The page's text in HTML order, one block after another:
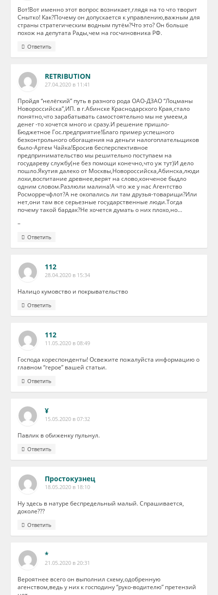
Вот!Вот именно этот вопрос возникает,глядя на то что творит
Снытко! Как?Почему он допускается к управлению,важным для
страны стратегическим водным путём?Что это? Он больше
похож на депутата Рады,чем на госчиновника РФ.
Ответить
RETRIBUTION
27.04.2020 в 11:41
Пройдя “нелёгкий” путь в разного рода ОАО-ДЗАО “Лоцманы
Новороссийска”,ИП. в г.Абинске Краснодарского Края,стало
понятно,что зарабатывать самостоятельно мы не умеем,а
денег -то хочется много и сразу.И решение пришло-
Бюджетное Гос.предприятие!Благо пример успешного
безконтрольного обогащения на деньги налогоплательщиков
было-Артем Чайка!Бросив бесперспективное
предпринимательство мы решительно поступаем на
государеву службу(не без помощи конечно,что уж тут)И дело
пошло.Якутия далеко от Москвы,Новороссийска,Абинска,люди
лохи,воспитание древнее,верят на слово,конченое быдло
одним словом.Разлюли малина!А что же у нас Агентство
Росморречфлот?А не окопались ли там друзья-товарищи?Или
нет,они там все серьезные государственные люди.Тогда
почему такой бардак?Не хочется думать о них плохо,но…
–
Ответить
112
28.04.2020 в 15:34
Налицо кумовство и покрывательство
Ответить
112
11.05.2020 в 08:49
Господа кореспонденты! Освежите пожалуйста информацию о
главном “герое” вашей статьи.
Ответить
¥
15.05.2020 в 07:32
Павлик в обиженку пульнул.
Ответить
Простокузнец
18.05.2020 в 18:10
Ну здесь в натуре беспредельный малый. Спрашивается,
доколе???
Ответить
*
21.05.2020 в 20:31
Вероятнее всего он выполнил схему,одобренную
агенством,ведь у них к господину “руко-водителю” претензий